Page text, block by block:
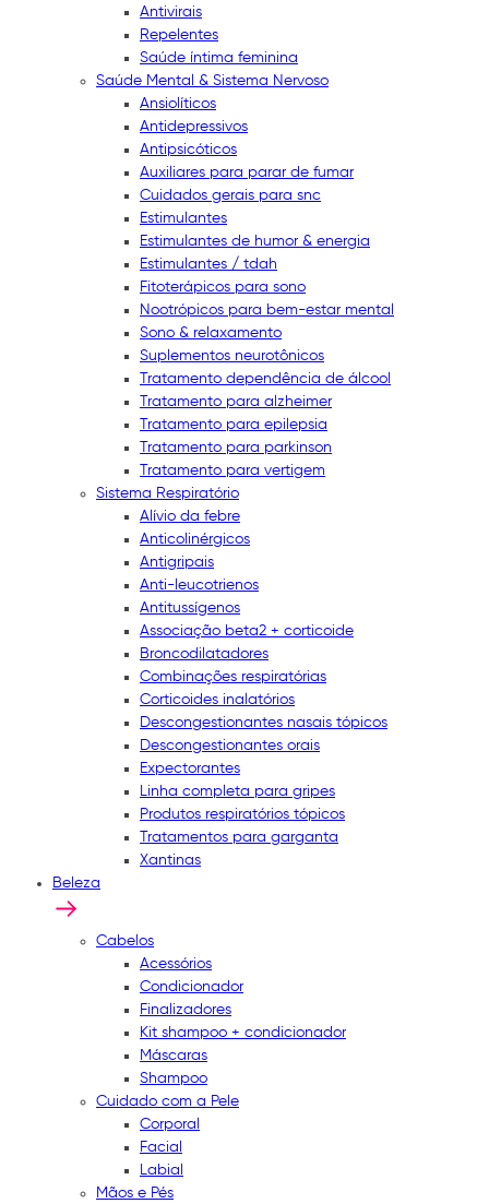
Antivirais
Repelentes
Saúde íntima feminina
Saúde Mental & Sistema Nervoso
Ansiolíticos
Antidepressivos
Antipsicóticos
Auxiliares para parar de fumar
Cuidados gerais para snc
Estimulantes
Estimulantes de humor & energia
Estimulantes / tdah
Fitoterápicos para sono
Nootrópicos para bem-estar mental
Sono & relaxamento
Suplementos neurotônicos
Tratamento dependência de álcool
Tratamento para alzheimer
Tratamento para epilepsia
Tratamento para parkinson
Tratamento para vertigem
Sistema Respiratório
Alívio da febre
Anticolinérgicos
Antigripais
Anti-leucotrienos
Antitussígenos
Associação beta2 + corticoide
Broncodilatadores
Combinações respiratórias
Corticoides inalatórios
Descongestionantes nasais tópicos
Descongestionantes orais
Expectorantes
Linha completa para gripes
Produtos respiratórios tópicos
Tratamentos para garganta
Xantinas
Beleza
Cabelos
Acessórios
Condicionador
Finalizadores
Kit shampoo + condicionador
Máscaras
Shampoo
Cuidado com a Pele
Corporal
Facial
Labial
Mãos e Pés